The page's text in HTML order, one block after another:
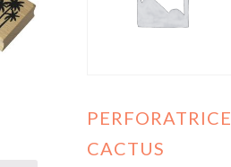
PERFORATRICE
CACTUS